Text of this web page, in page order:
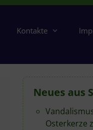
Kontakte
Neues aus
Osterkerze